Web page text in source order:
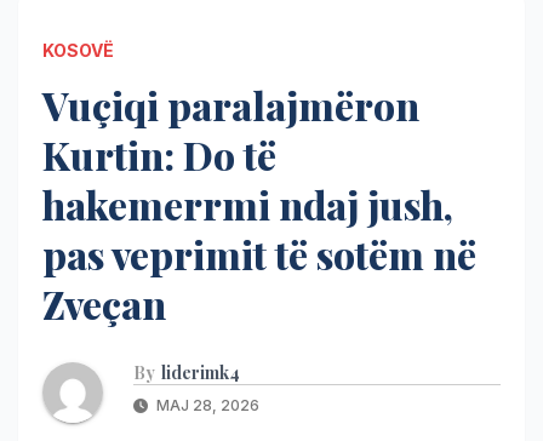
KOSOVË
Vuçiqi paralajmëron
Kurtin: Do të
hakemerrmi ndaj jush,
pas veprimit të sotëm në
Zveçan
By liderimk4
MAJ 28, 2026